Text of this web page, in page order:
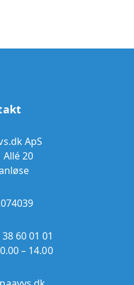
ApS
20
60 01 01
– 14.00